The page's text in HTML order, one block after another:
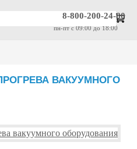
8-800-200-24-80
пн-пт c 09:00 до 18:00
ВАКУУМНОГО